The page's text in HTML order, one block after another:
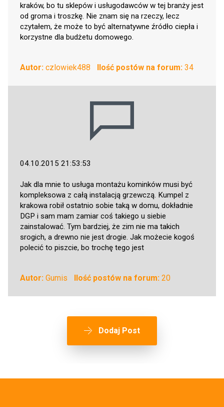
kraków, bo tu sklepów i usługodawców w tej branży jest
od groma i troszkę. Nie znam się na rzeczy, lecz
czytałem, że może to być alternatywne źródło ciepła i
korzystne dla budżetu domowego.
Autor: czlowiek488 Ilość postów na forum:34
04.10.2015 21:53:53
Jak dla mnie to usługa montażu kominków musi być
kompleksowa z całą instalacją grzewczą. Kumpel z
krakowa robił ostatnio sobie taką w domu, dokładnie
DGP i sam mam zamiar coś takiego u siebie
zainstalować. Tym bardziej, że zim nie ma takich
srogich, a drewno nie jest drogie. Jak możecie kogoś
polecić to piszcie, bo trochę tego jest
Autor: Gumis Ilość postów na forum:20
Dodaj Post